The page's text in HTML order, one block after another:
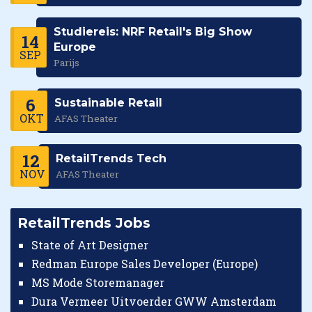
14
SEP
Studiereis: NRF Retail's Big Show
Europe
Parijs
6
OKT
Sustainable Retail
AFAS Theater
12
NOV
RetailTrends Tech
AFAS Theater
RetailTrends Jobs
State of Art Designer
Redman Europe Sales Developer (Europe)
MS Mode Storemanager
Dura Vermeer Uitvoerder GWW Amsterdam